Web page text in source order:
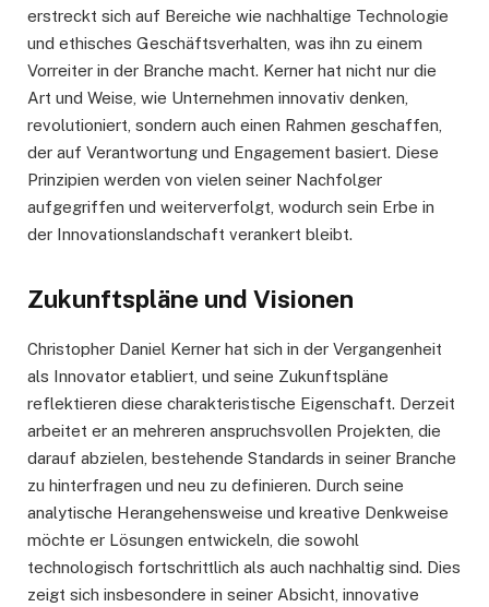
erstreckt sich auf Bereiche wie nachhaltige Technologie
und ethisches Geschäftsverhalten, was ihn zu einem
Vorreiter in der Branche macht. Kerner hat nicht nur die
Art und Weise, wie Unternehmen innovativ denken,
revolutioniert, sondern auch einen Rahmen geschaffen,
der auf Verantwortung und Engagement basiert. Diese
Prinzipien werden von vielen seiner Nachfolger
aufgegriffen und weiterverfolgt, wodurch sein Erbe in
der Innovationslandschaft verankert bleibt.
Zukunftspläne und Visionen
Christopher Daniel Kerner hat sich in der Vergangenheit
als Innovator etabliert, und seine Zukunftspläne
reflektieren diese charakteristische Eigenschaft. Derzeit
arbeitet er an mehreren anspruchsvollen Projekten, die
darauf abzielen, bestehende Standards in seiner Branche
zu hinterfragen und neu zu definieren. Durch seine
analytische Herangehensweise und kreative Denkweise
möchte er Lösungen entwickeln, die sowohl
technologisch fortschrittlich als auch nachhaltig sind. Dies
zeigt sich insbesondere in seiner Absicht, innovative